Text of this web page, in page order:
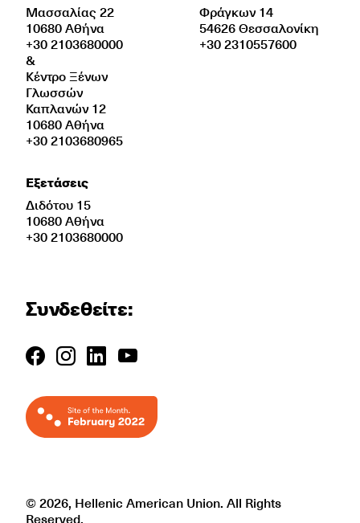
Μασσαλίας 22
10680 Αθήνα
+30 2103680000
&
Κέντρο Ξένων
Γλωσσών
Καπλανών 12
10680 Αθήνα
+30 2103680965
Εξετάσεις
Διδότου 15
10680 Αθήνα
+30 2103680000
Φράγκων 14
54626 Θεσσαλονίκη
+30 2310557600
Συνδεθείτε:
© 2026, Hellenic American Union. All Rights
Reserved.